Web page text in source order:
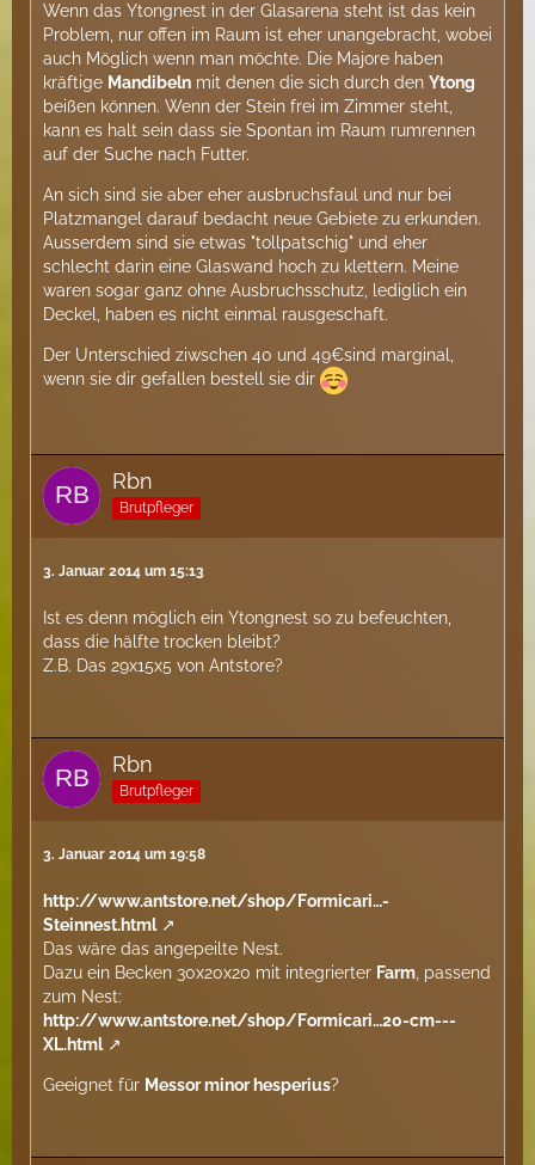
Wenn das Ytongnest in der Glasarena steht ist das kein
Problem, nur offen im Raum ist eher unangebracht, wobei
auch Möglich wenn man möchte. Die Majore haben
kräftige Mandibeln mit denen die sich durch den Ytong
beißen können. Wenn der Stein frei im Zimmer steht,
kann es halt sein dass sie Spontan im Raum rumrennen
auf der Suche nach Futter.
An sich sind sie aber eher ausbruchsfaul und nur bei
Platzmangel darauf bedacht neue Gebiete zu erkunden.
Ausserdem sind sie etwas "tollpatschig" und eher
schlecht darin eine Glaswand hoch zu klettern. Meine
waren sogar ganz ohne Ausbruchsschutz, lediglich ein
Deckel, haben es nicht einmal rausgeschaft.
Der Unterschied ziwschen 40 und 49€sind marginal,
wenn sie dir gefallen bestell sie dir
Rbn
Brutpfleger
3. Januar 2014 um 15:13
Ist es denn möglich ein Ytongnest so zu befeuchten,
dass die hälfte trocken bleibt?
Z.B. Das 29x15x5 von Antstore?
Rbn
Brutpfleger
3. Januar 2014 um 19:58
http://www.antstore.net/shop/Formicari…-
Steinnest.html
Das wäre das angepeilte Nest.
Dazu ein Becken 30x20x20 mit integrierter Farm , passend
zum Nest:
http://www.antstore.net/shop/Formicari…20-cm---
XL.html
Geeignet für Messor minor hesperius?